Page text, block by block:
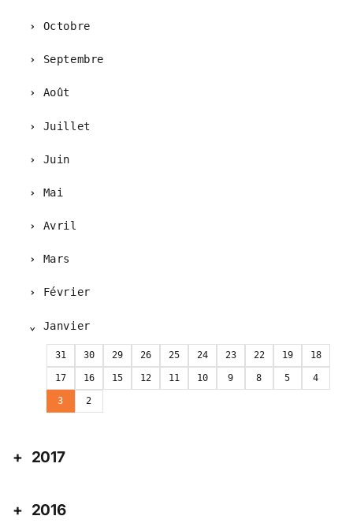
Octobre
Septembre
Août
Juillet
Juin
Mai
Avril
Mars
Février
Janvier
31 30 29 26 25 24 23 22 19 18
17 16 15 12 11 10 9 8 5 4
3 2
2017
2016